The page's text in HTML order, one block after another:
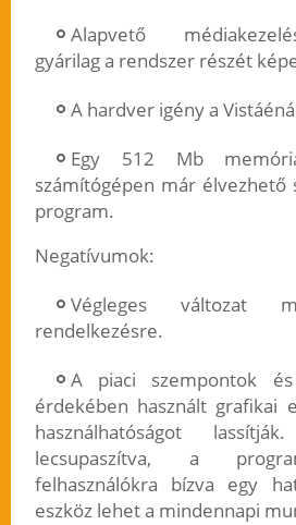
Alapvető
gyárilag a rendszer részét
A hardver igény a
Egy 512 Mb
számítógépen már élvezhető
program.
Negatívumok:
Végleges változat
rendelkezésre.
A piaci szempontok
érdekében használt grafikai
használhatóságot
lecsupaszítva, a
felhasználókra bízva egy
eszköz lehet a mindennapi